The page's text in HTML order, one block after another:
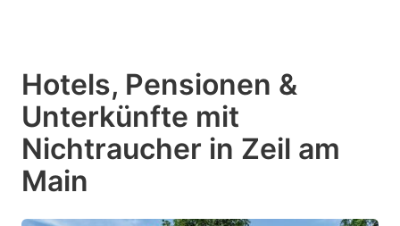
Hotels, Pensionen &
Unterkünfte mit
Nichtraucher in Zeil am
Main